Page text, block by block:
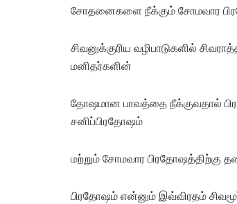
சோதனைகளை நீக்கும் சோமவார
சிவனுக்குரிய வழிபாடுகளில்
மனிதர்களின்
தோஷமான பாவத்தை நீக்குவதால்
சனிப்பிரதோஷம்
மற்றும் சோமவார பிரதோஷத்திற்கு
பிரதோஷம் என்னும் இவ்விரதம்